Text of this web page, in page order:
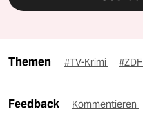
Themen #TV-Krimi #ZDF
Feedback Kommentieren